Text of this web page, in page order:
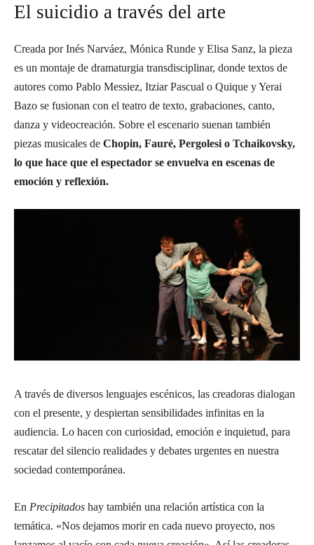
El suicidio a través del arte
Creada por Inés Narváez, Mónica Runde y Elisa Sanz, la pieza
es un montaje de dramaturgia transdisciplinar, donde textos de
autores como Pablo Messiez, Itziar Pascual o Quique y Yerai
Bazo se fusionan con el teatro de texto, grabaciones, canto,
danza y videocreación. Sobre el escenario suenan también
piezas musicales de Chopin, Fauré, Pergolesi o Tchaikovsky,
lo que hace que el espectador se envuelva en escenas de
emoción y reflexión.
A través de diversos lenguajes escénicos, las creadoras dialogan
con el presente, y despiertan sensibilidades infinitas en la
audiencia. Lo hacen con curiosidad, emoción e inquietud, para
rescatar del silencio realidades y debates urgentes en nuestra
sociedad contemporánea.
En Precipitados hay también una relación artística con la
temática. «Nos dejamos morir en cada nuevo proyecto, nos